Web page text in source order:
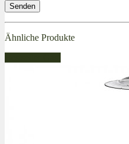
Ähnliche Produkte